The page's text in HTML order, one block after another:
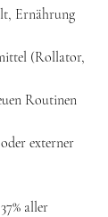
Ernährung
(Rollator,
Routinen
externer
aller